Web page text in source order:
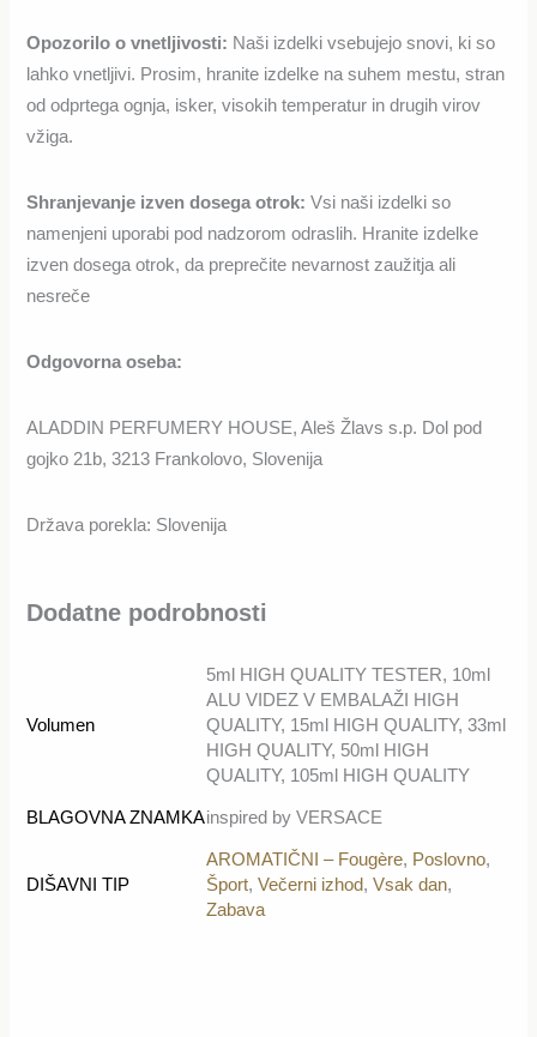
Opozorilo o vnetljivosti: Naši izdelki vsebujejo snovi, ki so
lahko vnetljivi. Prosim, hranite izdelke na suhem mestu, stran
od odprtega ognja, isker, visokih temperatur in drugih virov
vžiga.
Shranjevanje izven dosega otrok: Vsi naši izdelki so
namenjeni uporabi pod nadzorom odraslih. Hranite izdelke
izven dosega otrok, da preprečite nevarnost zaužitja ali
nesreče
Odgovorna oseba:
ALADDIN PERFUMERY HOUSE, Aleš Žlavs s.p. Dol pod
gojko 21b, 3213 Frankolovo, Slovenija
Država porekla: Slovenija
Dodatne podrobnosti
Volumen
5ml HIGH QUALITY TESTER, 10ml
ALU VIDEZ V EMBALAŽI HIGH
QUALITY, 15ml HIGH QUALITY, 33ml
HIGH QUALITY, 50ml HIGH
QUALITY, 105ml HIGH QUALITY
BLAGOVNA ZNAMKAinspired by VERSACE
DIŠAVNI TIP
AROMATIČNI – Fougère, Poslovno,
Šport,Večerni izhod,Vsak dan,
Zabava